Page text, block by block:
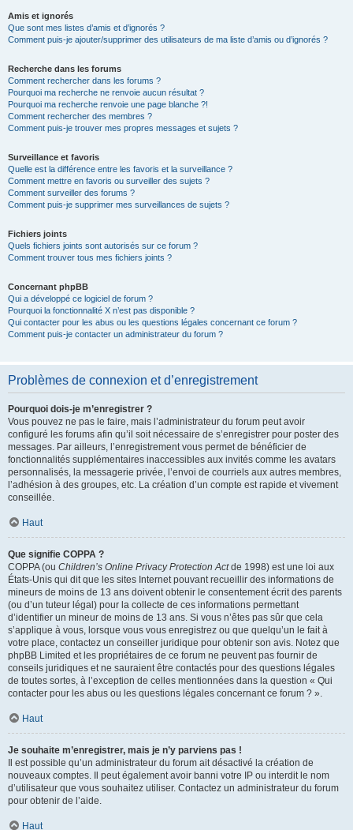
Amis et ignorés
Que sont mes listes d’amis et d’ignorés ?
Comment puis-je ajouter/supprimer des utilisateurs de ma liste d’amis ou d’ignorés ?
Recherche dans les forums
Comment rechercher dans les forums ?
Pourquoi ma recherche ne renvoie aucun résultat ?
Pourquoi ma recherche renvoie une page blanche ?!
Comment rechercher des membres ?
Comment puis-je trouver mes propres messages et sujets ?
Surveillance et favoris
Quelle est la différence entre les favoris et la surveillance ?
Comment mettre en favoris ou surveiller des sujets ?
Comment surveiller des forums ?
Comment puis-je supprimer mes surveillances de sujets ?
Fichiers joints
Quels fichiers joints sont autorisés sur ce forum ?
Comment trouver tous mes fichiers joints ?
Concernant phpBB
Qui a développé ce logiciel de forum ?
Pourquoi la fonctionnalité X n’est pas disponible ?
Qui contacter pour les abus ou les questions légales concernant ce forum ?
Comment puis-je contacter un administrateur du forum ?
Problèmes de connexion et d’enregistrement
Pourquoi dois-je m’enregistrer ?
Vous pouvez ne pas le faire, mais l’administrateur du forum peut avoir
configuré les forums afin qu’il soit nécessaire de s’enregistrer pour poster des
messages. Par ailleurs, l’enregistrement vous permet de bénéficier de
fonctionnalités supplémentaires inaccessibles aux invités comme les avatars
personnalisés, la messagerie privée, l’envoi de courriels aux autres membres,
l’adhésion à des groupes, etc. La création d’un compte est rapide et vivement
conseillée.
Haut
Que signifie COPPA ?
COPPA (ou Children’s Online Privacy Protection Actde 1998) est une loi aux
États-Unis qui dit que les sites Internet pouvant recueillir des informations de
mineurs de moins de 13 ans doivent obtenir le consentement écrit des parents
(ou d’un tuteur légal) pour la collecte de ces informations permettant
d’identifier un mineur de moins de 13 ans. Si vous n’êtes pas sûr que cela
s’applique à vous, lorsque vous vous enregistrez ou que quelqu’un le fait à
votre place, contactez un conseiller juridique pour obtenir son avis. Notez que
phpBB Limited et les propriétaires de ce forum ne peuvent pas fournir de
conseils juridiques et ne sauraient être contactés pour des questions légales
de toutes sortes, à l’exception de celles mentionnées dans la question « Qui
contacter pour les abus ou les questions légales concernant ce forum ? ».
Haut
Je souhaite m’enregistrer, mais je n’y parviens pas !
Il est possible qu’un administrateur du forum ait désactivé la création de
nouveaux comptes. Il peut également avoir banni votre IP ou interdit le nom
d’utilisateur que vous souhaitez utiliser. Contactez un administrateur du forum
pour obtenir de l’aide.
Haut